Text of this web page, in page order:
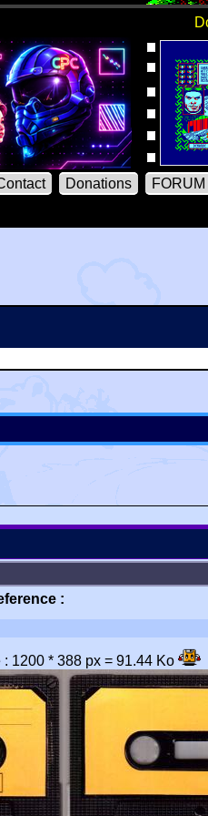
Donations
FORUM
:
1200 * 388 px = 91.44 Ko